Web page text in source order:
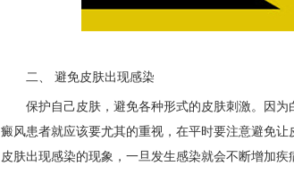
二、 避免皮肤出现感染
保护自己皮肤，避免各种形式的皮肤刺激。因为
癜风患者就应该要尤其的重视，在平时要注意避免
皮肤出现感染的现象，一旦发生感染就会不断增加